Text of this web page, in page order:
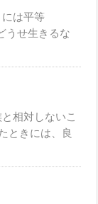
は平等
うせ生きるな
相対しないこ
ときには、良